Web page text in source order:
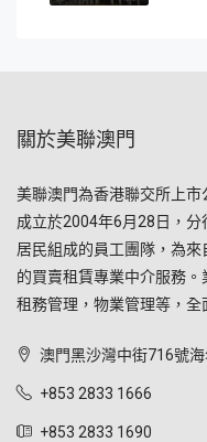
關於美聯澳門
美聯澳門為香港聯交所上市
成立於2004年6月28日，
居民組成的員工團隊，為
的買賣租賃專業中介服務。
租務管理，物業管理等，全
澳門黑沙灣中街716號
+853 2833 1666
+853 2833 1690